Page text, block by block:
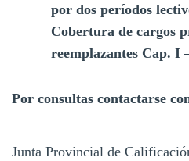
por dos períodos
Cobertura de cargos
reemplazantes Cap. I
Por consultas contactarse
Junta Provincial de